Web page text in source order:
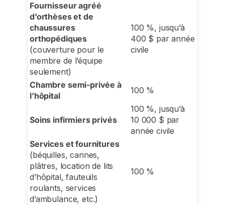
Fournisseur agréé
d’orthèses et de
chaussures
orthopédiques
(couverture pour le
membre de l’équipe
seulement)
100 %, jusqu’à
400 $ par année
civile
Chambre semi-privée à
l’hôpital
100 %
Soins infirmiers privés
100 %, jusqu’à
10 000 $ par
année civile
Services et fournitures
(béquilles, cannes,
plâtres, location de lits
d’hôpital, fauteuils
roulants, services
d’ambulance, etc.)
100 %